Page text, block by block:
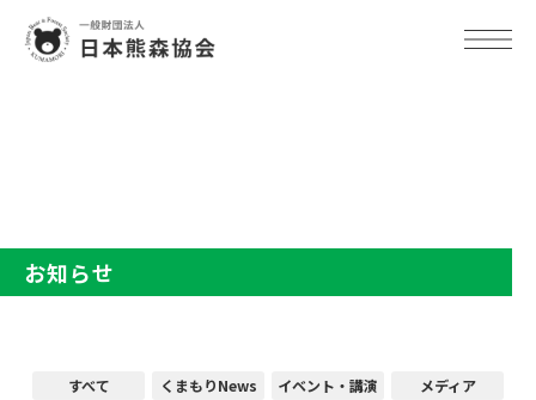
お知らせ
すべて くまもりNews イベント・講演
メディア